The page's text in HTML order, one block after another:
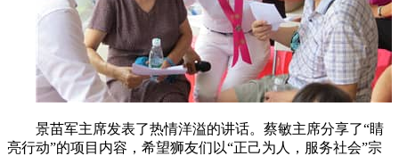
景苗军主席发表了热情洋溢的讲话。蔡敏主席分享了“睛
亮行动”的项目内容，希望狮友们以“正己为人，服务社会”宗